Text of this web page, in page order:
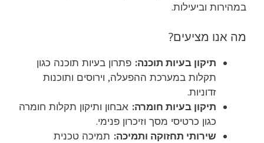
במהירות וביעילות.
מה אנו מציעים?
תיקון בעיות תוכנה: פתרון בעיות תוכנה כגון
תקלות במערכת ההפעלה, וירוסים ותוכנות
זדוניות.
תיקון בעיות חומרה: אבחון ותיקון תקלות חומרה
כגון כרטיסי מסך וזיכרון פנימי.
שירותי תחזוקה ותמיכה: תמיכה טכנית